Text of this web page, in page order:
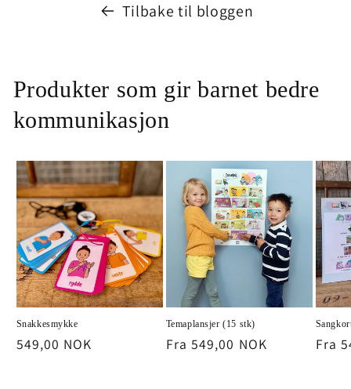
Tilbake til bloggen
Produkter som gir barnet bedre
kommunikasjon
Snakkesmykke
Vanlig
549,00 NOK
Temaplansjer (15 stk)
Vanlig
Fra 549,00 NOK Fra